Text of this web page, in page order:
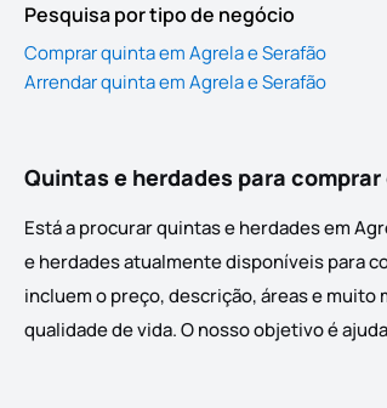
Pesquisa por tipo de negócio
Comprar quinta em Agrela e Serafão
Arrendar quinta em Agrela e Serafão
Quintas e herdades para
Está a procurar quintas e herdades em
e herdades atualmente disponíveis para
incluem o preço, descrição, áreas e
qualidade de vida. O nosso objetivo é